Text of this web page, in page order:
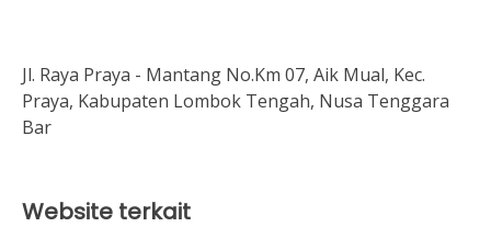
Jl. Raya Praya - Mantang No.Km 07, Aik Mual, Kec.
Praya, Kabupaten Lombok Tengah, Nusa Tenggara
Bar
Website terkait